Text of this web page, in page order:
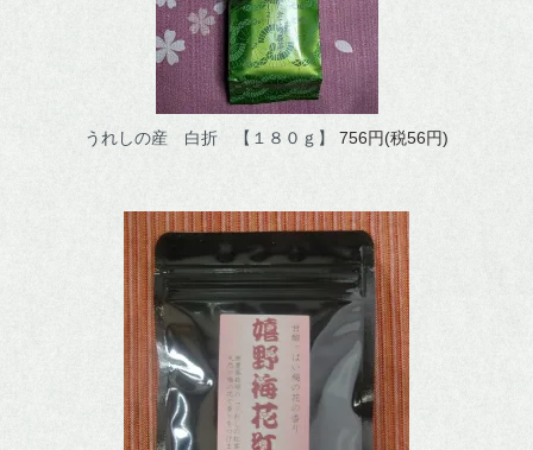
うれしの産 白折 【１８０ｇ】 756円(税56円)